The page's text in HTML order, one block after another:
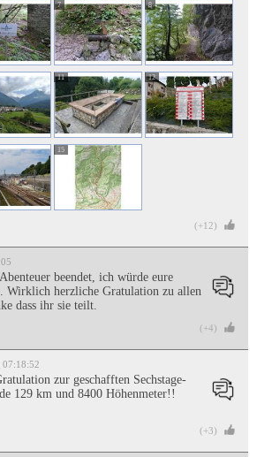
7 8
11 12
15
(+12)
beendet, ich würde eure
Wirklich herzliche Gratulation zu allen
dass ihr sie teilt.
(+4)
07:18:52
zur geschafften Sechstage-
129 km und 8400 Höhenmeter!!
(+3)